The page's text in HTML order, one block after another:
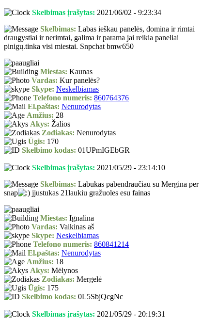
Skelbimas įrašytas: 2021/06/02 - 9:23:34
Skelbimas: Labas ieškau panelės, domina ir rimtai
draugystiai ir nerimtai, galima ir parama jai reikia paneliai
pinigų.tinka visi miestai. Snpchat bmw650
Miestas: Kaunas
Vardas: Kur panelės?
Skype: Neskelbiamas
Telefono numeris: 860764376
El.paštas: Nenurodytas
Amžius: 28
Akys: Žalios
Zodiakas: Nenurodytas
Ūgis: 170
Skelbimo kodas: 01UPmIGEbGR
Skelbimas įrašytas: 2021/05/29 - 23:14:10
Skelbimas: Labukas pabendraučiau su Mergina per
snap
jjustukas 21laukiu gražuoles esu fainas
Miestas: Ignalina
Vardas: Vaikinas aš
Skype: Neskelbiamas
Telefono numeris: 860841214
El.paštas: Nenurodytas
Amžius: 18
Akys: Mėlynos
Zodiakas: Mergelė
Ūgis: 175
Skelbimo kodas: 0L5SbjQcgNc
Skelbimas įrašytas: 2021/05/29 - 20:19:31